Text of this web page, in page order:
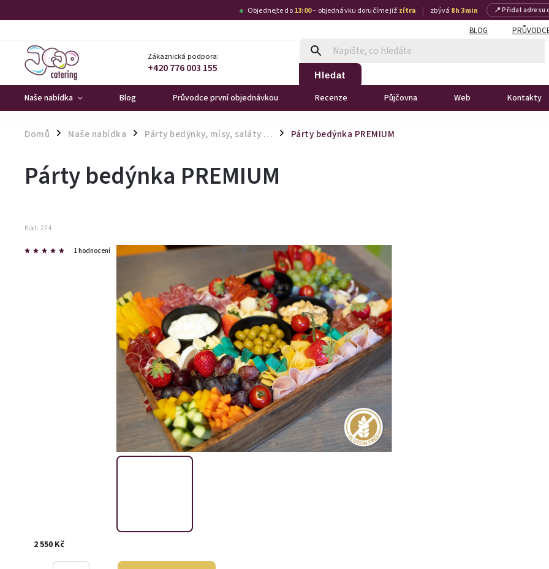
Objednejte do13:00– objednávku doručíme již zítra | zbývá 8 h 3 min 📍 Přidat adresu
BLOG
Zákaznická podpora:
+420 776 003 155 Hledat
Naše nabídka Blog Průvodce první objednávkou Recenze Půjčovna Web Kontakty
Domů / Naše nabídka / Párty bedýnky, mísy, saláty … / Párty bedýnka PREMIUM
Párty bedýnka PREMIUM
Kód: 274
1 hodnocení
2 550 Kč